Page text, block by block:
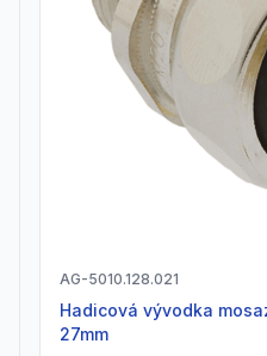
AG-5010.128.021
Hadicová vývodka mosazná, závit Pg21, průměr
27mm